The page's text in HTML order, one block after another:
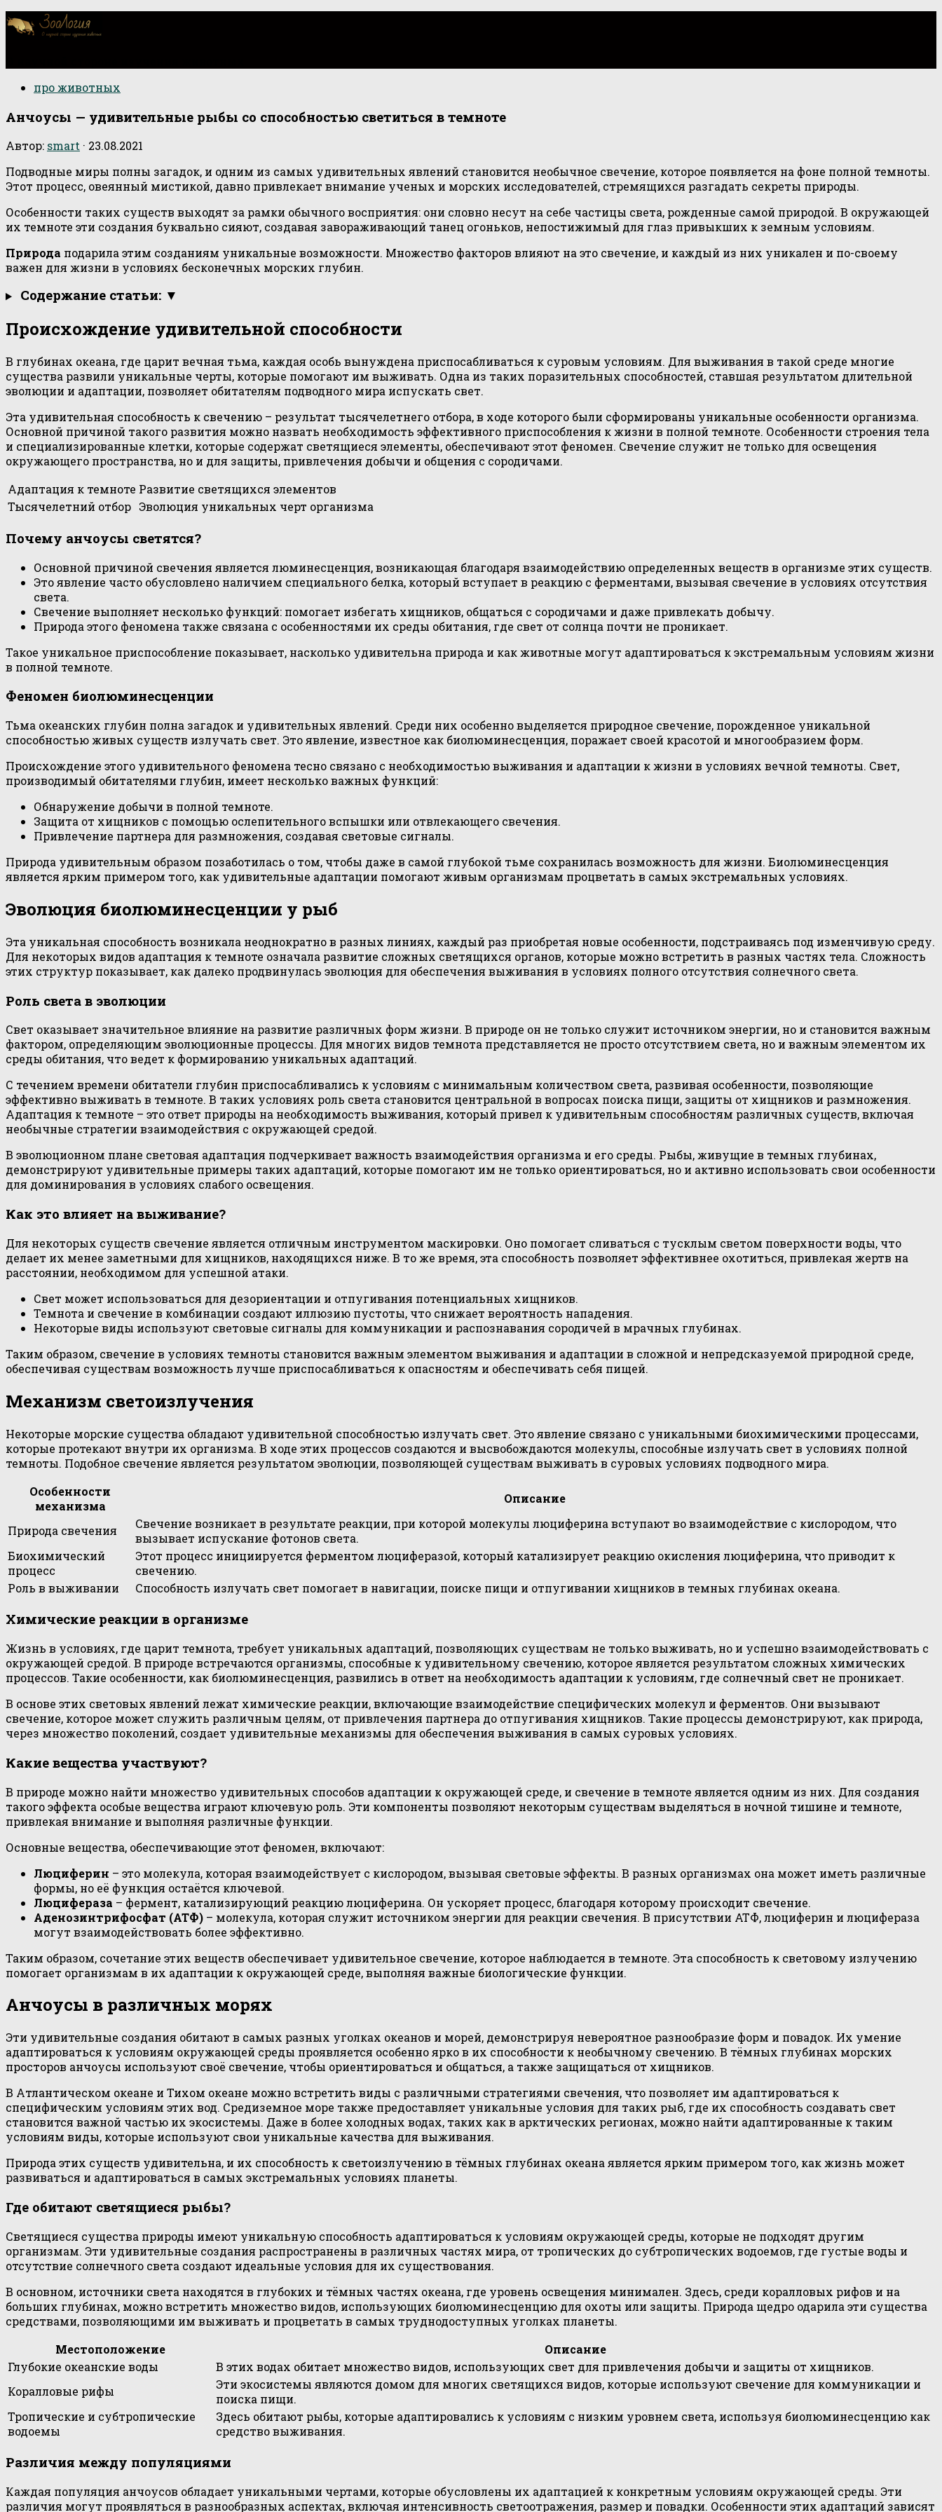
про животных
Анчоусы — удивительные рыбы со способностью светиться в темноте
Автор: smart · 23.08.2021
Подводные миры полны загадок, и одним из самых удивительных явлений становится необычное свечение, которое появляется на фоне полной темноты.
Этот процесс, овеянный мистикой, давно привлекает внимание ученых и морских исследователей, стремящихся разгадать секреты природы.
Особенности таких существ выходят за рамки обычного восприятия: они словно несут на себе частицы света, рожденные самой природой. В окружающей
их темноте эти создания буквально сияют, создавая завораживающий танец огоньков, непостижимый для глаз привыкших к земным условиям.
Природа подарила этим созданиям уникальные возможности. Множество факторов влияют на это свечение, и каждый из них уникален и по-своему
важен для жизни в условиях бесконечных морских глубин.
Содержание статьи: ▼
Происхождение удивительной способности
В глубинах океана, где царит вечная тьма, каждая особь вынуждена приспосабливаться к суровым условиям. Для выживания в такой среде многие
существа развили уникальные черты, которые помогают им выживать. Одна из таких поразительных способностей, ставшая результатом длительной
эволюции и адаптации, позволяет обитателям подводного мира испускать свет.
Эта удивительная способность к свечению – результат тысячелетнего отбора, в ходе которого были сформированы уникальные особенности организма.
Основной причиной такого развития можно назвать необходимость эффективного приспособления к жизни в полной темноте. Особенности строения тела
и специализированные клетки, которые содержат светящиеся элементы, обеспечивают этот феномен. Свечение служит не только для освещения
окружающего пространства, но и для защиты, привлечения добычи и общения с сородичами.
Адаптация к темноте Развитие светящихся элементов
Тысячелетний отбор Эволюция уникальных черт организма
Почему анчоусы светятся?
Основной причиной свечения является люминесценция, возникающая благодаря взаимодействию определенных веществ в организме этих существ.
Это явление часто обусловлено наличием специального белка, который вступает в реакцию с ферментами, вызывая свечение в условиях отсутствия
света.
Свечение выполняет несколько функций: помогает избегать хищников, общаться с сородичами и даже привлекать добычу.
Природа этого феномена также связана с особенностями их среды обитания, где свет от солнца почти не проникает.
Такое уникальное приспособление показывает, насколько удивительна природа и как животные могут адаптироваться к экстремальным условиям жизни
в полной темноте.
Феномен биолюминесценции
Тьма океанских глубин полна загадок и удивительных явлений. Среди них особенно выделяется природное свечение, порожденное уникальной
способностью живых существ излучать свет. Это явление, известное как биолюминесценция, поражает своей красотой и многообразием форм.
Происхождение этого удивительного феномена тесно связано с необходимостью выживания и адаптации к жизни в условиях вечной темноты. Свет,
производимый обитателями глубин, имеет несколько важных функций:
Обнаружение добычи в полной темноте.
Защита от хищников с помощью ослепительного вспышки или отвлекающего свечения.
Привлечение партнера для размножения, создавая световые сигналы.
Природа удивительным образом позаботилась о том, чтобы даже в самой глубокой тьме сохранилась возможность для жизни. Биолюминесценция
является ярким примером того, как удивительные адаптации помогают живым организмам процветать в самых экстремальных условиях.
Эволюция биолюминесценции у рыб
Эта уникальная способность возникала неоднократно в разных линиях, каждый раз приобретая новые особенности, подстраиваясь под изменчивую среду.
Для некоторых видов адаптация к темноте означала развитие сложных светящихся органов, которые можно встретить в разных частях тела. Сложность
этих структур показывает, как далеко продвинулась эволюция для обеспечения выживания в условиях полного отсутствия солнечного света.
Роль света в эволюции
Свет оказывает значительное влияние на развитие различных форм жизни. В природе он не только служит источником энергии, но и становится важным
фактором, определяющим эволюционные процессы. Для многих видов темнота представляется не просто отсутствием света, но и важным элементом их
среды обитания, что ведет к формированию уникальных адаптаций.
С течением времени обитатели глубин приспосабливались к условиям с минимальным количеством света, развивая особенности, позволяющие
эффективно выживать в темноте. В таких условиях роль света становится центральной в вопросах поиска пищи, защиты от хищников и размножения.
Адаптация к темноте – это ответ природы на необходимость выживания, который привел к удивительным способностям различных существ, включая
необычные стратегии взаимодействия с окружающей средой.
В эволюционном плане световая адаптация подчеркивает важность взаимодействия организма и его среды. Рыбы, живущие в темных глубинах,
демонстрируют удивительные примеры таких адаптаций, которые помогают им не только ориентироваться, но и активно использовать свои особенности
для доминирования в условиях слабого освещения.
Как это влияет на выживание?
Для некоторых существ свечение является отличным инструментом маскировки. Оно помогает сливаться с тусклым светом поверхности воды, что
делает их менее заметными для хищников, находящихся ниже. В то же время, эта способность позволяет эффективнее охотиться, привлекая жертв на
расстоянии, необходимом для успешной атаки.
Свет может использоваться для дезориентации и отпугивания потенциальных хищников.
Темнота и свечение в комбинации создают иллюзию пустоты, что снижает вероятность нападения.
Некоторые виды используют световые сигналы для коммуникации и распознавания сородичей в мрачных глубинах.
Таким образом, свечение в условиях темноты становится важным элементом выживания и адаптации в сложной и непредсказуемой природной среде,
обеспечивая существам возможность лучше приспосабливаться к опасностям и обеспечивать себя пищей.
Механизм светоизлучения
Некоторые морские существа обладают удивительной способностью излучать свет. Это явление связано с уникальными биохимическими процессами,
которые протекают внутри их организма. В ходе этих процессов создаются и высвобождаются молекулы, способные излучать свет в условиях полной
темноты. Подобное свечение является результатом эволюции, позволяющей существам выживать в суровых условиях подводного мира.
Особенности
механизма
Описание
Природа свечения
Свечение возникает в результате реакции, при которой молекулы люциферина вступают во взаимодействие с кислородом, что
вызывает испускание фотонов света.
Биохимический
процесс
Этот процесс инициируется ферментом люциферазой, который катализирует реакцию окисления люциферина, что приводит к
свечению.
Роль в выживании
Способность излучать свет помогает в навигации, поиске пищи и отпугивании хищников в темных глубинах океана.
Химические реакции в организме
Жизнь в условиях, где царит темнота, требует уникальных адаптаций, позволяющих существам не только выживать, но и успешно взаимодействовать с
окружающей средой. В природе встречаются организмы, способные к удивительному свечению, которое является результатом сложных химических
процессов. Такие особенности, как биолюминесценция, развились в ответ на необходимость адаптации к условиям, где солнечный свет не проникает.
В основе этих световых явлений лежат химические реакции, включающие взаимодействие специфических молекул и ферментов. Они вызывают
свечение, которое может служить различным целям, от привлечения партнера до отпугивания хищников. Такие процессы демонстрируют, как природа,
через множество поколений, создает удивительные механизмы для обеспечения выживания в самых суровых условиях.
Какие вещества участвуют?
В природе можно найти множество удивительных способов адаптации к окружающей среде, и свечение в темноте является одним из них. Для создания
такого эффекта особые вещества играют ключевую роль. Эти компоненты позволяют некоторым существам выделяться в ночной тишине и темноте,
привлекая внимание и выполняя различные функции.
Основные вещества, обеспечивающие этот феномен, включают:
Люциферин – это молекула, которая взаимодействует с кислородом, вызывая световые эффекты. В разных организмах она может иметь различные
формы, но её функция остаётся ключевой.
Люцифераза – фермент, катализирующий реакцию люциферина. Он ускоряет процесс, благодаря которому происходит свечение.
Аденозинтрифосфат (АТФ) – молекула, которая служит источником энергии для реакции свечения. В присутствии АТФ, люциферин и люцифераза
могут взаимодействовать более эффективно.
Таким образом, сочетание этих веществ обеспечивает удивительное свечение, которое наблюдается в темноте. Эта способность к световому излучению
помогает организмам в их адаптации к окружающей среде, выполняя важные биологические функции.
Анчоусы в различных морях
Эти удивительные создания обитают в самых разных уголках океанов и морей, демонстрируя невероятное разнообразие форм и повадок. Их умение
адаптироваться к условиям окружающей среды проявляется особенно ярко в их способности к необычному свечению. В тёмных глубинах морских
просторов анчоусы используют своё свечение, чтобы ориентироваться и общаться, а также защищаться от хищников.
В Атлантическом океане и Тихом океане можно встретить виды с различными стратегиями свечения, что позволяет им адаптироваться к
специфическим условиям этих вод. Средиземное море также предоставляет уникальные условия для таких рыб, где их способность создавать свет
становится важной частью их экосистемы. Даже в более холодных водах, таких как в арктических регионах, можно найти адаптированные к таким
условиям виды, которые используют свои уникальные качества для выживания.
Природа этих существ удивительна, и их способность к светоизлучению в тёмных глубинах океана является ярким примером того, как жизнь может
развиваться и адаптироваться в самых экстремальных условиях планеты.
Где обитают светящиеся рыбы?
Светящиеся существа природы имеют уникальную способность адаптироваться к условиям окружающей среды, которые не подходят другим
организмам. Эти удивительные создания распространены в различных частях мира, от тропических до субтропических водоемов, где густые воды и
отсутствие солнечного света создают идеальные условия для их существования.
В основном, источники света находятся в глубоких и тёмных частях океана, где уровень освещения минимален. Здесь, среди коралловых рифов и на
больших глубинах, можно встретить множество видов, использующих биолюминесценцию для охоты или защиты. Природа щедро одарила эти существа
средствами, позволяющими им выживать и процветать в самых труднодоступных уголках планеты.
Местоположение
Описание
Глубокие океанские воды
В этих водах обитает множество видов, использующих свет для привлечения добычи и защиты от хищников.
Коралловые рифы
Эти экосистемы являются домом для многих светящихся видов, которые используют свечение для коммуникации и
поиска пищи.
Тропические и субтропические
водоемы
Здесь обитают рыбы, которые адаптировались к условиям с низким уровнем света, используя биолюминесценцию как
средство выживания.
Различия между популяциями
Каждая популяция анчоусов обладает уникальными чертами, которые обусловлены их адаптацией к конкретным условиям окружающей среды. Эти
различия могут проявляться в разнообразных аспектах, включая интенсивность светоотражения, размер и повадки. Особенности этих адаптаций зависят